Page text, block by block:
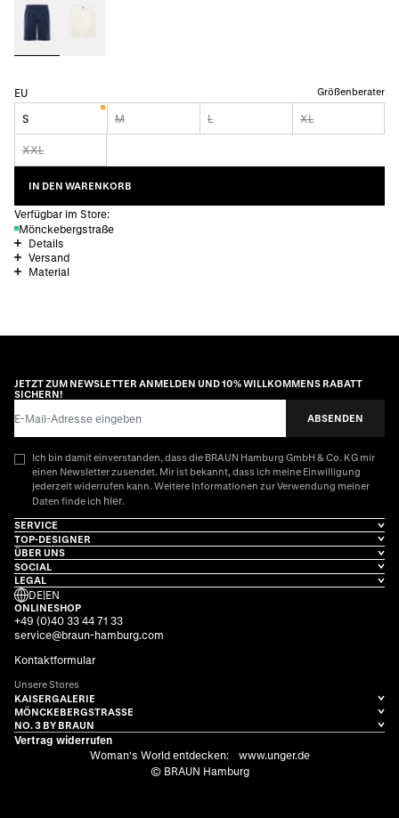
EU Größenberater
S M L XL
XXL
IN DEN WARENKORB
Verfügbar im Store:
Mönckebergstraße
Details
Versand
Material
JETZT ZUM NEWSLETTER ANMELDEN UND 10% WILLKOMMENS RABATT
SICHERN!
ABSENDEN
Ich bin damit einverstanden, dass die BRAUN Hamburg GmbH & Co. KG mir
einen Newsletter zusendet. Mir ist bekannt, dass ich meine Einwilligung
jederzeit widerrufen kann. Weitere Informationen zur Verwendung meiner
Daten finde ich hier.
SERVICE
TOP-DESIGNER
ÜBER UNS
SOCIAL
LEGAL
DE|EN
ONLINESHOP
+49 (0)40 33 44 71 33
service@braun-hamburg.com
Kontaktformular
Unsere Stores
KAISERGALERIE
MÖNCKEBERGSTRASSE
NO. 3 BY BRAUN
Vertrag widerrufen
Woman's World entdecken:
www.unger.de
© BRAUN Hamburg